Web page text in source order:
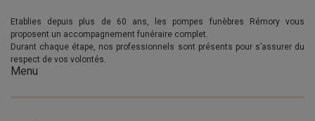
Etablies depuis plus de 60 ans, les pompes funèbres Rémory vous
proposent un accompagnement funéraire complet.
Durant chaque étape, nos professionnels sont présents pour s’assurer du
respect de vos volontés.
Menu